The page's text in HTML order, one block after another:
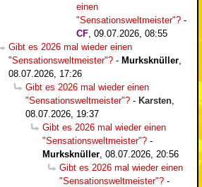
einen
"Sensationsweltmeister"? -
CF 09.07.2026, 08:55
Gibt es 2026 mal wieder einen
"Sensationsweltmeister"? - Murksknüller
08.07.2026, 17:26
Gibt es 2026 mal wieder einen
"Sensationsweltmeister"? - Karsten
08.07.2026, 19:37
Gibt es 2026 mal wieder einen
"Sensationsweltmeister"? -
Murksknüller 08.07.2026, 20:56
Gibt es 2026 mal wieder einen
"Sensationsweltmeister"? -